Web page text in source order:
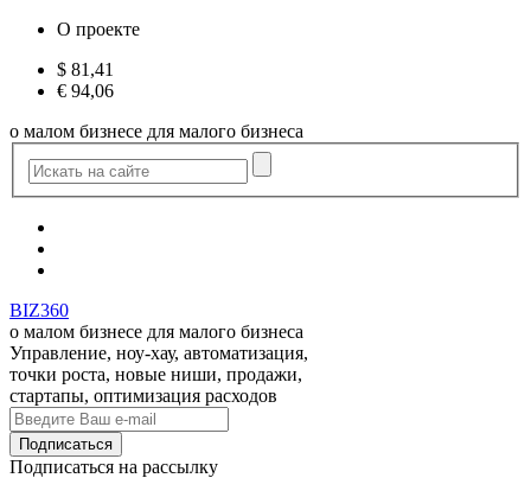
О проекте
$ 81,41
€ 94,06
о малом бизнесе для малого бизнеса
BIZ360
о малом бизнесе для малого бизнеса
Управление, ноу-хау, автоматизация,
точки роста, новые ниши, продажи,
стартапы, оптимизация расходов
Подписаться на рассылку